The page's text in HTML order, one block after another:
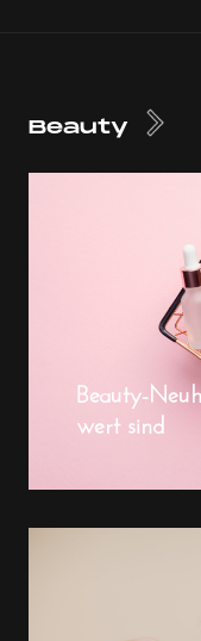
Beauty
Beauty-
wert sind